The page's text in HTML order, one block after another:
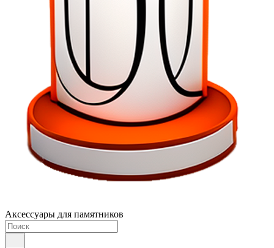
Аксессуары для памятников